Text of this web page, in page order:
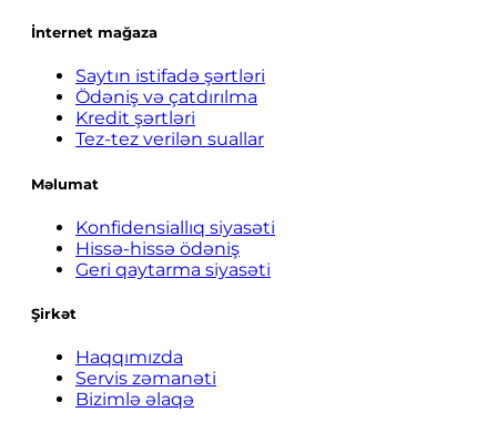
İnternet mağaza
Saytın istifadə şərtləri
Ödəniş və çatdırılma
Kredit şərtləri
Tez-tez verilən suallar
Məlumat
Konfidensiallıq siyasəti
Hissə-hissə ödəniş
Geri qaytarma siyasəti
Şirkət
Haqqımızda
Servis zəmanəti
Bizimlə əlaqə